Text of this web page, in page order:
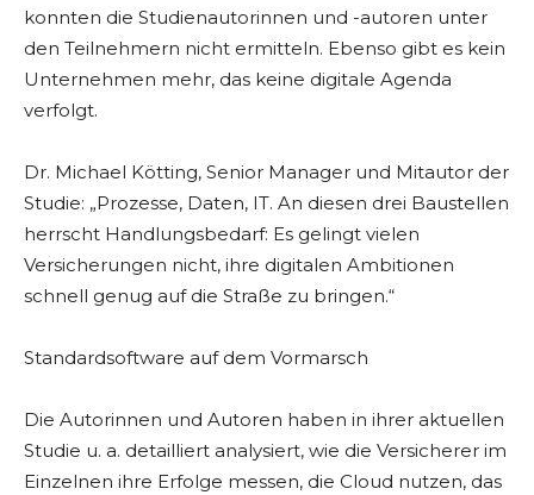
konnten die Studienautorinnen und -autoren unter
den Teilnehmern nicht ermitteln. Ebenso gibt es kein
Unternehmen mehr, das keine digitale Agenda
verfolgt.
Dr. Michael Kötting, Senior Manager und Mitautor der
Studie: „Prozesse, Daten, IT. An diesen drei Baustellen
herrscht Handlungsbedarf: Es gelingt vielen
Versicherungen nicht, ihre digitalen Ambitionen
schnell genug auf die Straße zu bringen.“
Standardsoftware auf dem Vormarsch
Die Autorinnen und Autoren haben in ihrer aktuellen
Studie u. a. detailliert analysiert, wie die Versicherer im
Einzelnen ihre Erfolge messen, die Cloud nutzen, das